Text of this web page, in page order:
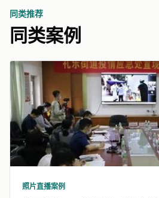
同类推荐
同类案例
照片直播案例